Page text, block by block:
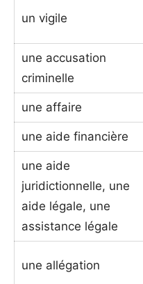
un vigile
une accusation
criminelle
une affaire
une aide financière
une aide
juridictionnelle, une
aide légale, une
assistance légale
une allégation